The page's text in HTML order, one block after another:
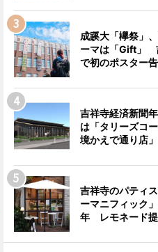
成蹊大「欅祭」
ーマは「Gift」
で初のポスター
吉祥寺経済新聞
は「タリーズコ
境かえで通り店」
吉祥寺のパティ
ーマニフィック
年 レモネード